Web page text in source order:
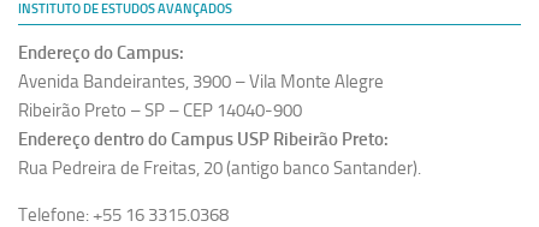
Cristina Godoy Bernardo de Oliveira (FDRP)
Evandro Eduardo Seron Ruiz
Fabiana Cristina Severi (FDRP)
Fernando de Lima Caneppele
Geciane Silveira Porto
Maria Paula Costa Bertran
INSTITUTO DE ESTUDOS AVANÇADOS
Endereço do Campus:
Avenida Bandeirantes, 3900 – Vila Monte Alegre
Ribeirão Preto – SP – CEP 14040-900
Endereço dentro do Campus USP Ribeirão Preto:
Rua Pedreira de Freitas, 20 (antigo banco Santander).
Telefone: +55 16 3315.0368